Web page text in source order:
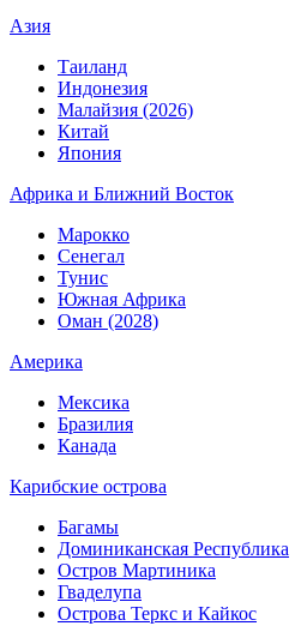
Азия
Таиланд
Индонезия
Малайзия (2026)
Китай
Япония
Африка и Ближний Восток
Марокко
Сенегал
Тунис
Южная Африка
Оман (2028)
Америка
Мексика
Бразилия
Канада
Карибские острова
Багамы
Доминиканская Республика
Остров Мартиника
Гваделупа
Острова Теркс и Кайкос